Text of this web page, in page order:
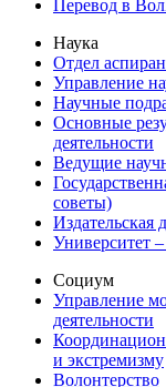
Перевод в
Наука
Отдел
Управление
Научные
Основные
деятельности
Ведущие
советы)
Издательская
Университет
Социум
Управление
деятельности
и экстремизму
Волонтерство